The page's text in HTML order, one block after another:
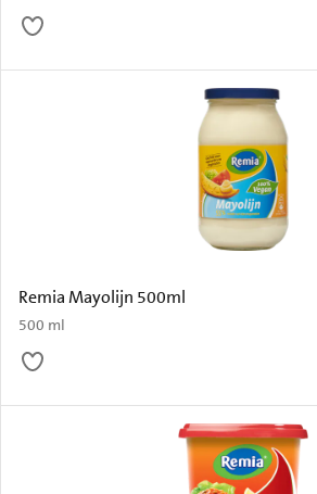
Remia Mayolijn 500ml
500 ml